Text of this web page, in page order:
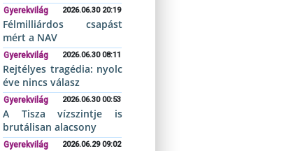
Gyerekvilág 2026.06.30 20:19
Félmilliárdos csapást
mért a NAV
Gyerekvilág 2026.06.30 08:11
Rejtélyes tragédia: nyolc
éve nincs válasz
Gyerekvilág 2026.06.30 00:53
A Tisza vízszintje is
brutálisan alacsony
Gyerekvilág 2026.06.29 09:02